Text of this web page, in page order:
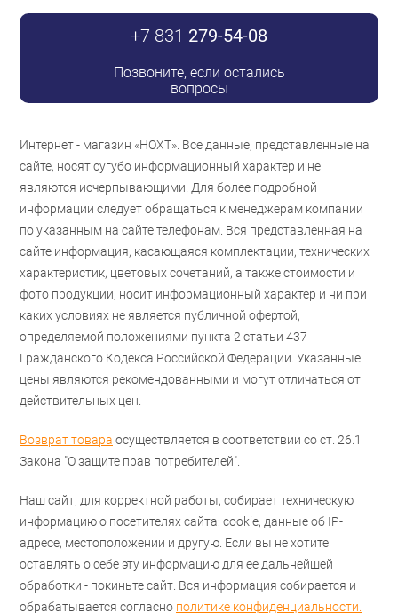
+7 831 279-54-08
Позвоните, если остались
вопросы
Интернет - магазин «НОХТ». Все данные, представленные на
сайте, носят сугубо информационный характер и не
являются исчерпывающими. Для более подробной
информации следует обращаться к менеджерам компании
по указанным на сайте телефонам. Вся представленная на
сайте информация, касающаяся комплектации, технических
характеристик, цветовых сочетаний, а также стоимости и
фото продукции, носит информационный характер и ни при
каких условиях не является публичной офертой,
определяемой положениями пункта 2 статьи 437
Гражданского Кодекса Российской Федерации. Указанные
цены являются рекомендованными и могут отличаться от
действительных цен.
Возврат товара осуществляется в соответствии со ст. 26.1
Закона "О защите прав потребителей".
Наш сайт, для корректной работы, собирает техническую
информацию о посетителях сайта: cookie, данные об IP-
адресе, местоположении и другую. Если вы не хотите
оставлять о себе эту информацию для ее дальнейшей
обработки - покиньте сайт. Вся информация собирается и
обрабатывается согласно политике конфиденциальности.